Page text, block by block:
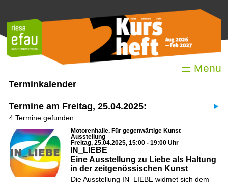
☰ Menü
Terminkalender
Termine am Freitag, 25.04.2025:
4 Termine gefunden
Motorenhalle. Für gegenwärtige Kunst
Ausstellung
Freitag, 25.04.2025, 15:00 - 19:00 Uhr
IN_LIEBE
Eine Ausstellung zu Liebe als Haltung
in der zeitgenössischen Kunst
Die Ausstellung IN_LIEBE widmet sich dem